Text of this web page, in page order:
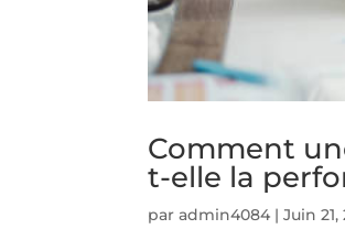
Comment
t-elle la
paradmin4084 |Juin 21,